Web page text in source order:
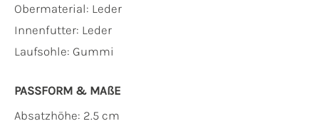
Obermaterial: Leder
Innenfutter: Leder
Laufsohle: Gummi
PASSFORM & MAẞE
Absatzhöhe: 2.5 cm